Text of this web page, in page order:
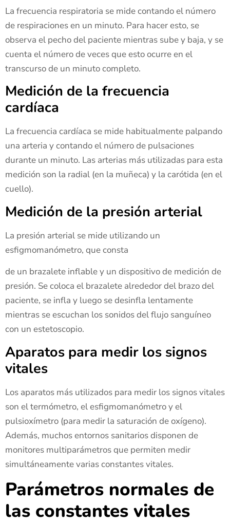
La frecuencia respiratoria se mide contando el número
de respiraciones en un minuto. Para hacer esto, se
observa el pecho del paciente mientras sube y baja, y se
cuenta el número de veces que esto ocurre en el
transcurso de un minuto completo.
Medición de la frecuencia
cardíaca
La frecuencia cardíaca se mide habitualmente palpando
una arteria y contando el número de pulsaciones
durante un minuto. Las arterias más utilizadas para esta
medición son la radial (en la muñeca) y la carótida (en el
cuello).
Medición de la presión arterial
La presión arterial se mide utilizando un
esfigmomanómetro, que consta
de un brazalete inflable y un dispositivo de medición de
presión. Se coloca el brazalete alrededor del brazo del
paciente, se infla y luego se desinfla lentamente
mientras se escuchan los sonidos del flujo sanguíneo
con un estetoscopio.
Aparatos para medir los signos
vitales
Los aparatos más utilizados para medir los signos vitales
son el termómetro, el esfigmomanómetro y el
pulsioxímetro (para medir la saturación de oxígeno).
Además, muchos entornos sanitarios disponen de
monitores multiparámetros que permiten medir
simultáneamente varias constantes vitales.
Parámetros normales de
las constantes vitales